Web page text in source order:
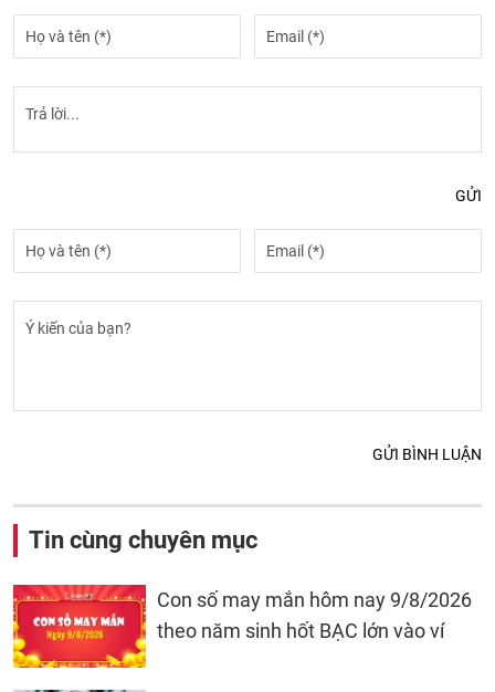
GỬI
GỬI BÌNH LUẬN
Tin cùng chuyên mục
Con số may mắn hôm nay 9/8/2026
theo năm sinh hốt BẠC lớn vào ví